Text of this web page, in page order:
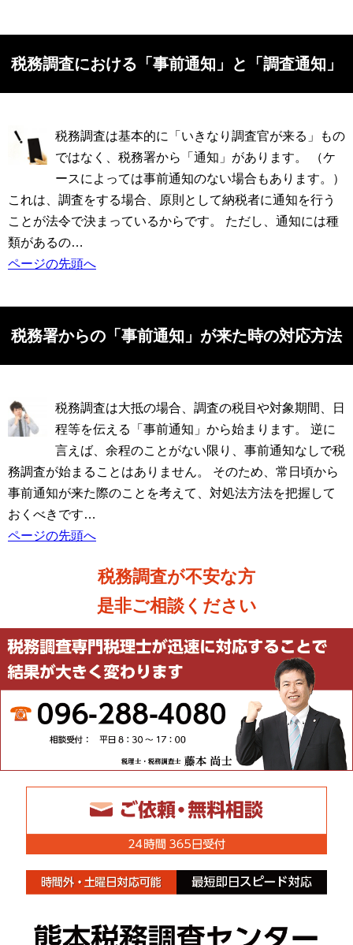
税務調査における「事前通知」と「調査通知」
税務調査は基本的に「いきなり調査官が来る」もの
ではなく、税務署から「通知」があります。 （ケ
ースによっては事前通知のない場合もあります。）
これは、調査をする場合、原則として納税者に通知を行う
ことが法令で決まっているからです。 ただし、通知には種
類があるの…
ページの先頭へ
税務署からの「事前通知」が来た時の対応方法
税務調査は大抵の場合、調査の税目や対象期間、日
程等を伝える「事前通知」から始まります。 逆に
言えば、余程のことがない限り、事前通知なしで税
務調査が始まることはありません。 そのため、常日頃から
事前通知が来た際のことを考えて、対処法方法を把握して
おくべきです…
ページの先頭へ
税務調査が不安な方
是非ご相談ください